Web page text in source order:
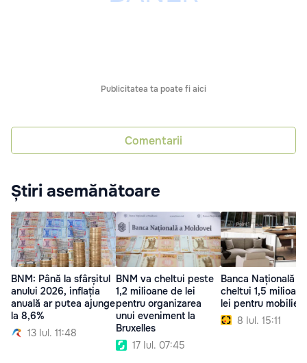
Publicitatea ta poate fi aici
Comentarii
Știri asemănătoare
BNM: Până la sfârșitul
anului 2026, inflația
anuală ar putea ajunge
la 8,6%
13 Iul. 11:48
BNM va cheltui peste
1,2 milioane de lei
pentru organizarea
unui eveniment la
Bruxelles
17 Iul. 07:45
Banca Națională
cheltui 1,5
lei pentru mobilier
8 Iul. 15:11